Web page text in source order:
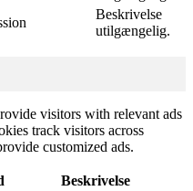
Beskrivelse
utilgængelig.
visitors with relevant ads
track visitors across
customized ads.
Beskrivelse